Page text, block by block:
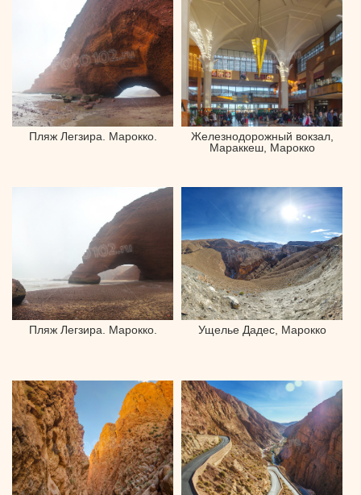
Пляж Легзира. Марокко.
Железнодорожный вокзал,
Мараккеш, Марокко
Пляж Легзира. Марокко. Ущелье Дадес, Марокко